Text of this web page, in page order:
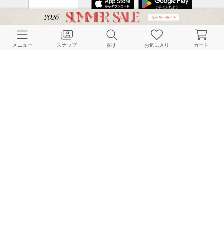
CUSTOMER SERVICE
メニュー スナップ 探す お気に入り カート